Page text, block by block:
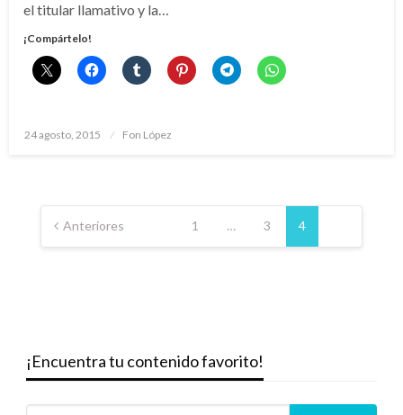
el titular llamativo y la…
¡Compártelo!
Publicado
24 agosto, 2015 Fon López
Paginación
de
entradas
Anteriores 1 … 3 4
¡Encuentra tu contenido favorito!